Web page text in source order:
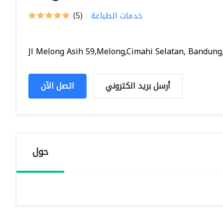
(5) خدمات الطباعة
Jl Melong Asih 59,Melong,Cimahi Selatan,
اتصل الآن أرسل بريد الكتروني
حول